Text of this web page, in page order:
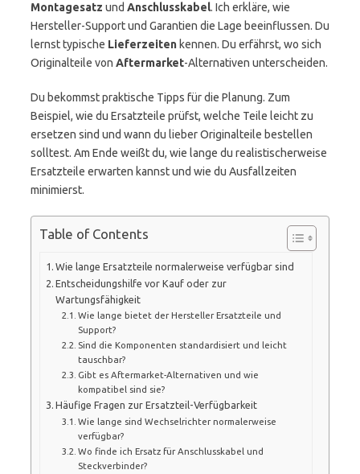
Montagesatz und Anschlusskabel. Ich erkläre, wie
Hersteller-Support und Garantien die Lage beeinflussen. Du
lernst typische Lieferzeiten kennen. Du erfährst, wo sich
Originalteile von Aftermarket-Alternativen unterscheiden.
Du bekommst praktische Tipps für die Planung. Zum
Beispiel, wie du Ersatzteile prüfst, welche Teile leicht zu
ersetzen sind und wann du lieber Originalteile bestellen
solltest. Am Ende weißt du, wie lange du realistischerweise
Ersatzteile erwarten kannst und wie du Ausfallzeiten
minimierst.
Table of Contents
Wie lange Ersatzteile normalerweise verfügbar sind
Entscheidungshilfe vor Kauf oder zur
Wartungsfähigkeit
Wie lange bietet der Hersteller Ersatzteile und
Support?
Sind die Komponenten standardisiert und leicht
tauschbar?
Gibt es Aftermarket-Alternativen und wie
kompatibel sind sie?
Häufige Fragen zur Ersatzteil-Verfügbarkeit
Wie lange sind Wechselrichter normalerweise
verfügbar?
Wo finde ich Ersatz für Anschlusskabel und
Steckverbinder?